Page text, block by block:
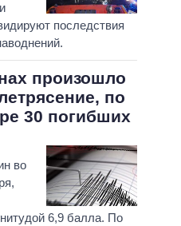
последствия
произошло
по
30 погибших
во
6,9 балла. По